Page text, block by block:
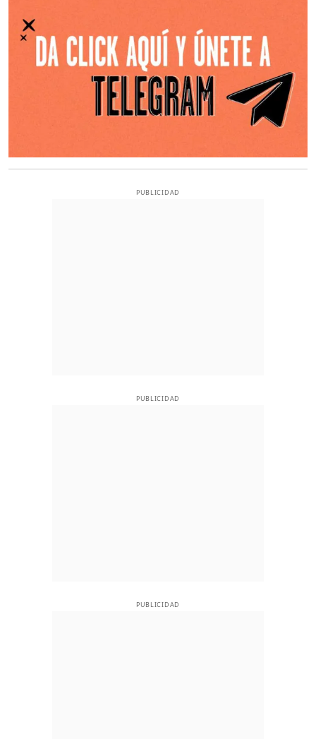
PUBLICIDAD
PUBLICIDAD
PUBLICIDAD